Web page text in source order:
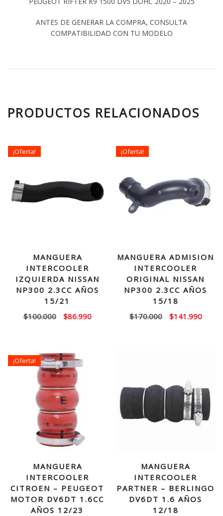
ANTES DE GENERAR LA COMPRA, CONSULTA
COMPATIBILIDAD CON TU MODELO
PRODUCTOS RELACIONADOS
¡Oferta!
MANGUERA
INTERCOOLER
IZQUIERDA NISSAN
NP300 2.3CC AÑOS
15/21
$100.000
El
era:
$100.000.
$86.990El
¡Oferta!
MANGUERA ADMISION
INTERCOOLER
ORIGINAL NISSAN
NP300 2.3CC AÑOS
15/18
$170.000
El
$141.990El
¡Oferta!
MANGUERA
INTERCOOLER
CITROEN – PEUGEOT
MOTOR DV6DT 1.6CC
AÑOS 12/23
MANGUERA
INTERCOOLER
PARTNER – BERLINGO
DV6DT 1.6 AÑOS
12/18